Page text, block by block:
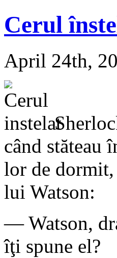
Cerul
April 24th,
când stăteau
lor de dormit,
lui Watson:
— Watson,
îţi spune el?